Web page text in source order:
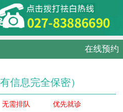
在线预约
有信息完全保密）
无需排队 优先就诊